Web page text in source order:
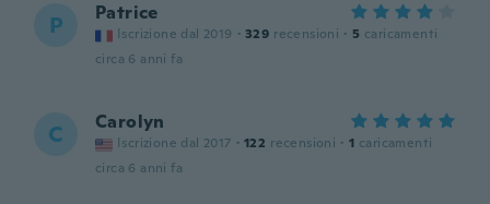
P Patrice
Iscrizione dal 2019 · 329 recensioni · 5 caricamenti
circa 6 anni fa
C Carolyn
Iscrizione dal 2017 · 122 recensioni · 1 caricamenti
circa 6 anni fa